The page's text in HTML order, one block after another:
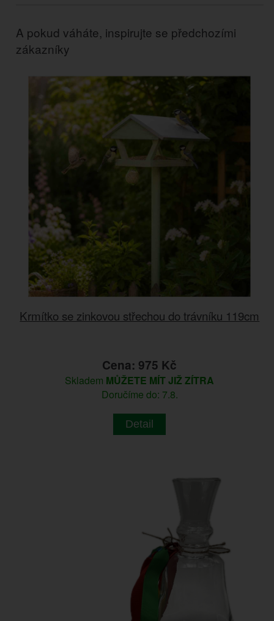
A pokud váháte, inspirujte se předchozími
zákazníky
Krmítko se zinkovou střechou do trávníku 119cm
Cena: 975 Kč
Skladem MŮŽETE MÍT JIŽ ZÍTRA
Doručíme do: 7.8.
Detail